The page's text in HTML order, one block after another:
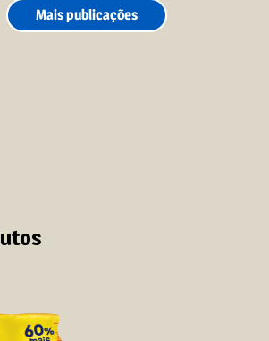
Mais publicações